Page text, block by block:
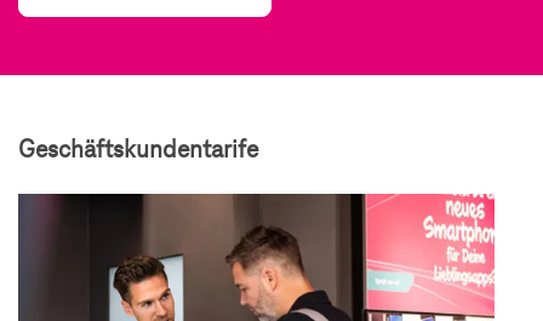
Geschäftskundentarife